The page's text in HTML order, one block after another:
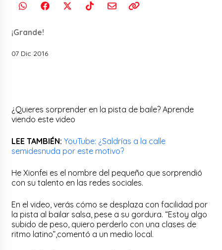
¡Grande!
07 Dic 2016
¿Quieres sorprender en la pista de baile? Aprende
viendo este video
LEE TAMBIÉN: YouTube: ¿Saldrías a la calle
semidesnuda por este motivo?
He Xionfei es el nombre del pequeño que sorprendió
con su talento en las redes sociales.
En el video, verás cómo se desplaza con facilidad por
la pista al bailar salsa, pese a su gordura. “Estoy algo
subido de peso, quiero perderlo con una clases de
ritmo latino”,comentó a un medio local.